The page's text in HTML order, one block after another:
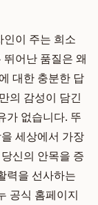
이 주는 희소
어난 품질은 왜
대한 충분한 답
의 감성이 담긴
가 없습니다. 뚜
세상에서 가장
신의 안목을 증
력을 선사하는
공식 홈페이지